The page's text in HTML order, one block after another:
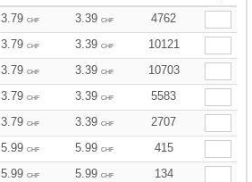
3.79 CHF 3.39 CHF
4762
3.79 CHF 3.39 CHF
10121
3.79 CHF 3.39 CHF
10703
3.79 CHF 3.39 CHF
5583
3.79 CHF 3.39 CHF
2707
5.99 CHF 5.99 CHF
415
5.99 CHF 5.99 CHF
134